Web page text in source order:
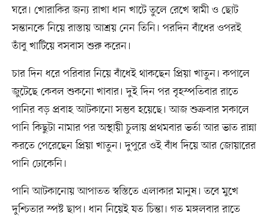
ঘরে। খোরাকির জন্য রাখা ধান খাটে তুলে রেখে স্বামী ও ছোট
সন্তানকে নিয়ে রাস্তায় আশ্রয় নেন তিনি। পরদিন বাঁধের ওপরই
তাঁবু খাটিয়ে বসবাস শুরু করেন।
চার দিন ধরে পরিবার নিয়ে বাঁধেই থাকছেন প্রিয়া খাতুন। কপালে
জুটেছে কেবল শুকনো খাবার। দুই দিন পর বৃহস্পতিবার রাতে
পানির বড় প্রবাহ আটকানো সম্ভব হয়েছে। আজ শুক্রবার সকালে
পানি কিছুটা নামার পর অস্থায়ী চুলায় প্রথমবার ভর্তা আর ভাত রান্না
করতে পেরেছেন প্রিয়া খাতুন। দুপুরে ওই বাঁধ দিয়ে আর জোয়ারের
পানি ঢোকেনি।
পানি আটকানোয় আপাতত স্বস্তিতে এলাকার মানুষ। তবে মুখে
দুশ্চিতার স্পষ্ট ছাপ। ধান নিয়েই যত চিন্তা। গত মঙ্গলবার রাতে